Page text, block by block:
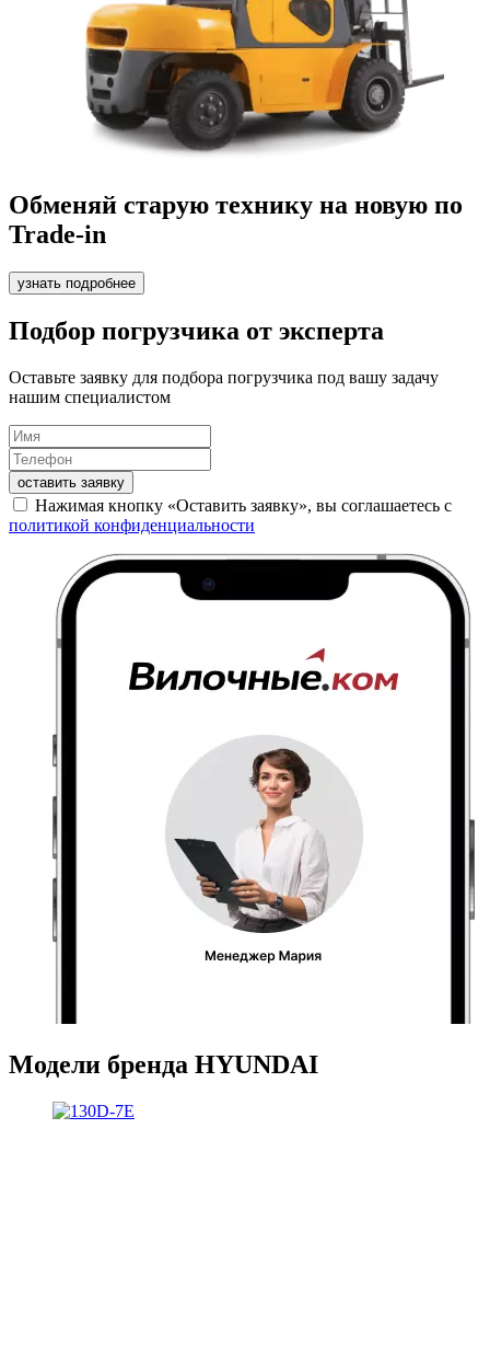
Обменяй старую технику на новую по
Trade-in
узнать подробнее
Подбор погрузчика от эксперта
Оставьте заявку для подбора погрузчика под вашу задачу
нашим специалистом
оставить заявку
Нажимая кнопку «Оставить заявку», вы соглашаетесь с
политикой конфиденциальности
Модели бренда HYUNDAI